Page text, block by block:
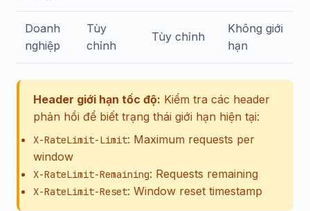
Doanh
nghiệp
Tùy
chỉnh
Tùy chỉnh
Không giới
hạn
Header giới hạn tốc độ: Kiểm tra các header
phản hồi để biết trạng thái giới hạn hiện tại:
X-RateLimit-Limit: Maximum requests per
window
X-RateLimit-Remaining: Requests remaining
X-RateLimit-Reset: Window reset timestamp